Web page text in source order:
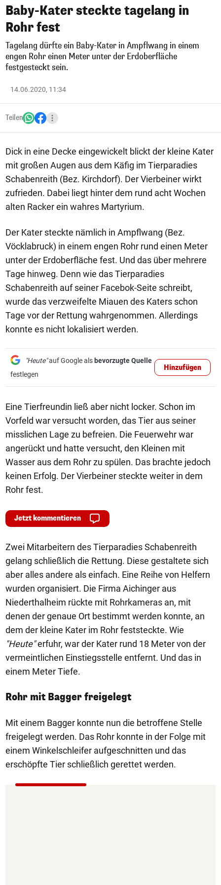
Baby-Kater steckte tagelang in
Rohr fest
Tagelang dürfte ein Baby-Kater in Ampflwang in einem
engen Rohr einen Meter unter der Erdoberfläche
festgesteckt sein.
14.06.2020, 11:34
Teilen
Dick in eine Decke eingewickelt blickt der kleine Kater
mit großen Augen aus dem Käfig im Tierparadies
Schabenreith (Bez. Kirchdorf). Der Vierbeiner wirkt
zufrieden. Dabei liegt hinter dem rund acht Wochen
alten Racker ein wahres Martyrium.
Der Kater steckte nämlich in Ampflwang (Bez.
Vöcklabruck) in einem engen Rohr rund einen Meter
unter der Erdoberfläche fest. Und das über mehrere
Tage hinweg. Denn wie das Tierparadies
Schabenreith auf seiner Facebok-Seite schreibt,
wurde das verzweifelte Miauen des Katers schon
Tage vor der Rettung wahrgenommen. Allerdings
konnte es nicht lokalisiert werden.
"Heute"auf Google als bevorzugte Quelle
festlegen
Hinzufügen
Eine Tierfreundin ließ aber nicht locker. Schon im
Vorfeld war versucht worden, das Tier aus seiner
misslichen Lage zu befreien. Die Feuerwehr war
angerückt und hatte versucht, den Kleinen mit
Wasser aus dem Rohr zu spülen. Das brachte jedoch
keinen Erfolg. Der Vierbeiner steckte weiter in dem
Rohr fest.
Jetzt kommentieren
Zwei Mitarbeitern des Tierparadies Schabenreith
gelang schließlich die Rettung. Diese gestaltete sich
aber alles andere als einfach. Eine Reihe von Helfern
wurden organisiert. Die Firma Aichinger aus
Niederthalheim rückte mit Rohrkameras an, mit
denen der genaue Ort bestimmt werden konnte, an
dem der kleine Kater im Rohr feststeckte. Wie
"Heute"erfuhr, war der Kater rund 18 Meter von der
vermeintlichen Einstiegsstelle entfernt. Und das in
einem Meter Tiefe.
Rohr mit Bagger freigelegt
Mit einem Bagger konnte nun die betroffene Stelle
freigelegt werden. Das Rohr konnte in der Folge mit
einem Winkelschleifer aufgeschnitten und das
erschöpfte Tier schließlich gerettet werden.